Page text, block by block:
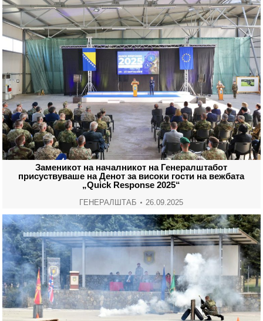
Заменикот на началникот на Генералштабот
присуствуваше на Денот за високи гости на вежбата
„Quick Response 2025“
ГЕНЕРАЛШТАБ 26.09.2025